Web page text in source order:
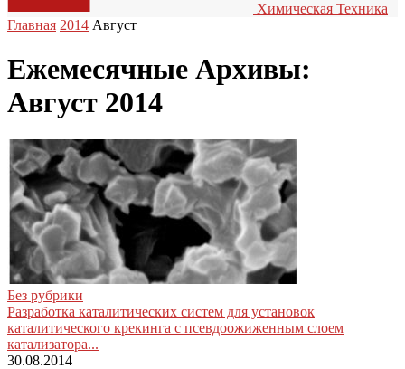
Химическая Техника
Главная 2014 Август
Ежемесячные Архивы:
Август 2014
Без рубрики
Разработка каталитических систем для установок
каталитического крекинга с псевдоожиженным слоем
катализатора...
30.08.2014